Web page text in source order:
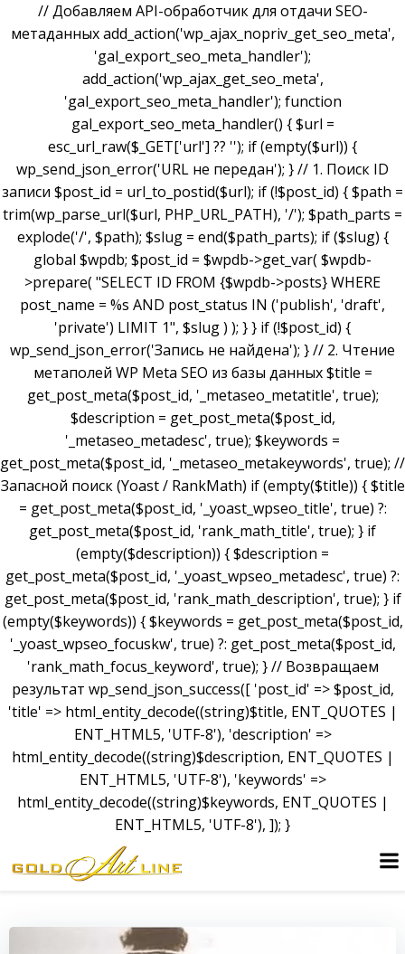
// Добавляем API-обработчик для отдачи SEO-
метаданных add_action('wp_ajax_nopriv_get_seo_meta',
'gal_export_seo_meta_handler');
add_action('wp_ajax_get_seo_meta',
'gal_export_seo_meta_handler'); function
gal_export_seo_meta_handler() { $url =
esc_url_raw($_GET['url'] ?? ''); if (empty($url)) {
wp_send_json_error('URL не передан'); } // 1. Поиск ID
записи $post_id = url_to_postid($url); if (!$post_id) { $path =
trim(wp_parse_url($url, PHP_URL_PATH), '/'); $path_parts =
explode('/', $path); $slug = end($path_parts); if ($slug) {
global $wpdb; $post_id = $wpdb->get_var( $wpdb-
>prepare( "SELECT ID FROM {$wpdb->posts} WHERE
post_name = %s AND post_status IN ('publish', 'draft',
'private') LIMIT 1", $slug ) ); } } if (!$post_id) {
wp_send_json_error('Запись не найдена'); } // 2. Чтение
метаполей WP Meta SEO из базы данных $title =
get_post_meta($post_id, '_metaseo_metatitle', true);
$description = get_post_meta($post_id,
'_metaseo_metadesc', true); $keywords =
get_post_meta($post_id, '_metaseo_metakeywords', true); //
Запасной поиск (Yoast / RankMath) if (empty($title)) { $title
= get_post_meta($post_id, '_yoast_wpseo_title', true) ?:
get_post_meta($post_id, 'rank_math_title', true); } if
(empty($description)) { $description =
get_post_meta($post_id, '_yoast_wpseo_metadesc', true) ?:
get_post_meta($post_id, 'rank_math_description', true); } if
(empty($keywords)) { $keywords = get_post_meta($post_id,
'_yoast_wpseo_focuskw', true) ?: get_post_meta($post_id,
'rank_math_focus_keyword', true); } // Возвращаем
результат wp_send_json_success([ 'post_id' => $post_id,
'title' => html_entity_decode((string)$title, ENT_QUOTES |
ENT_HTML5, 'UTF-8'), 'description' =>
html_entity_decode((string)$description, ENT_QUOTES |
ENT_HTML5, 'UTF-8'), 'keywords' =>
html_entity_decode((string)$keywords, ENT_QUOTES |
ENT_HTML5, 'UTF-8'), ]); }